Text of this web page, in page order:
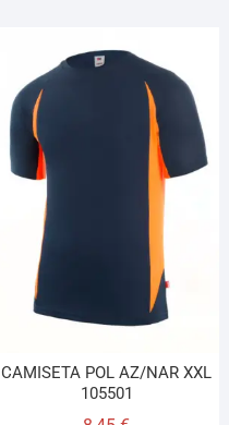
CAMISETA POL AZ/NAR XXL
105501